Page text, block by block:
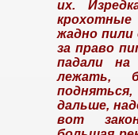
их.
жадно пили
за право
падали
лежать,
дальше,
вот